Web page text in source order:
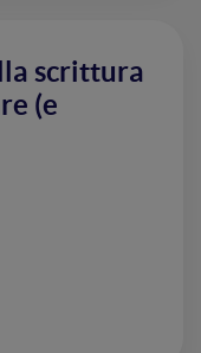
scrittura
(e